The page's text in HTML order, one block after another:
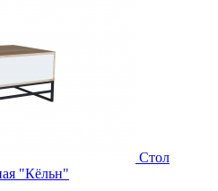
Стол
"Кёльн"